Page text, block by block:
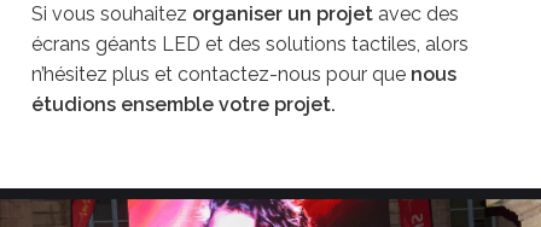
Si vous souhaitez organiser un projetavec des
écrans géants LED et des solutions tactiles, alors
n’hésitez plus et contactez-nous pour que nous
étudions ensemble votre projet.